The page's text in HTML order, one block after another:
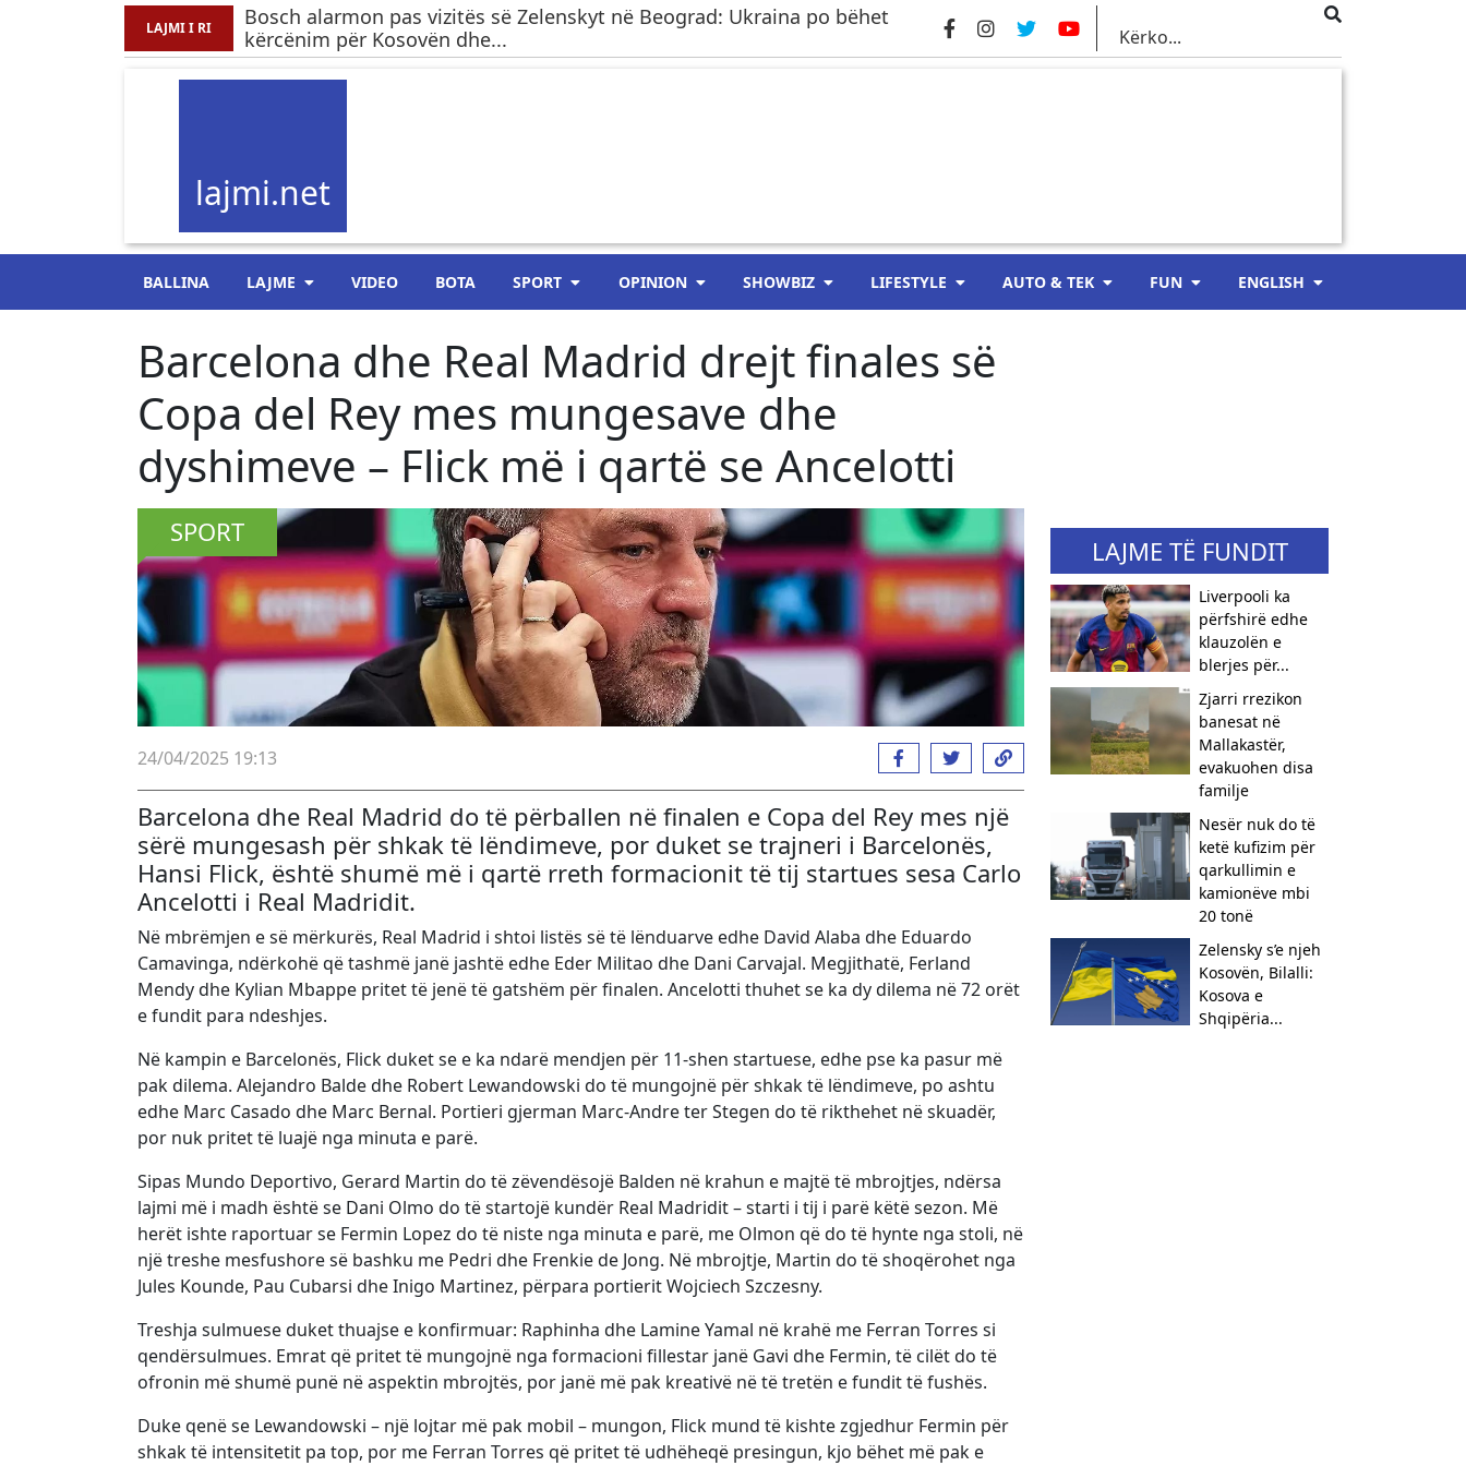
LAJMI I RI
Bosch alarmon pas vizitës së Zelenskyt në Beograd: Ukraina po bëhet
kërcënim për Kosovën dhe...
lajmi.net
BALLINA LAJME VIDEO BOTA SPORT OPINION SHOWBIZ LIFESTYLE AUTO & TEK FUN ENGLISH
Barcelona dhe Real Madrid drejt finales së
Copa del Rey mes mungesave dhe
dyshimeve – Flick më i qartë se Ancelotti
SPORT
24/04/2025 19:13
Barcelona dhe Real Madrid do të përballen në finalen e Copa del Rey mes një
sërë mungesash për shkak të lëndimeve, por duket se trajneri i Barcelonës,
Hansi Flick, është shumë më i qartë rreth formacionit të tij startues sesa Carlo
Ancelotti i Real Madridit.
Në mbrëmjen e së mërkurës, Real Madrid i shtoi listës së të lënduarve edhe David Alaba dhe Eduardo
Camavinga, ndërkohë që tashmë janë jashtë edhe Eder Militao dhe Dani Carvajal. Megjithatë, Ferland
Mendy dhe Kylian Mbappe pritet të jenë të gatshëm për finalen. Ancelotti thuhet se ka dy dilema në 72 orët
e fundit para ndeshjes.
Në kampin e Barcelonës, Flick duket se e ka ndarë mendjen për 11-shen startuese, edhe pse ka pasur më
pak dilema. Alejandro Balde dhe Robert Lewandowski do të mungojnë për shkak të lëndimeve, po ashtu
edhe Marc Casado dhe Marc Bernal. Portieri gjerman Marc-Andre ter Stegen do të rikthehet në skuadër,
por nuk pritet të luajë nga minuta e parë.
Sipas Mundo Deportivo, Gerard Martin do të zëvendësojë Balden në krahun e majtë të mbrojtjes, ndërsa
lajmi më i madh është se Dani Olmo do të startojë kundër Real Madridit – starti i tij i parë këtë sezon. Më
herët ishte raportuar se Fermin Lopez do të niste nga minuta e parë, me Olmon që do të hynte nga stoli, në
një treshe mesfushore së bashku me Pedri dhe Frenkie de Jong. Në mbrojtje, Martin do të shoqërohet nga
Jules Kounde, Pau Cubarsi dhe Inigo Martinez, përpara portierit Wojciech Szczesny.
Treshja sulmuese duket thuajse e konfirmuar: Raphinha dhe Lamine Yamal në krahë me Ferran Torres si
qendërsulmues. Emrat që pritet të mungojnë nga formacioni fillestar janë Gavi dhe Fermin, të cilët do të
ofronin më shumë punë në aspektin mbrojtës, por janë më pak kreativë në të tretën e fundit të fushës.
Duke qenë se Lewandowski – një lojtar më pak mobil – mungon, Flick mund të kishte zgjedhur Fermin për
shkak të intensitetit pa top, por me Ferran Torres që pritet të udhëheqë presingun, kjo bëhet më pak e
LAJME TË FUNDIT
Liverpooli ka
përfshirë edhe
klauzolën e
blerjes për...
Zjarri rrezikon
banesat në
Mallakastër,
evakuohen disa
familje
Nesër nuk do të
ketë kufizim për
qarkullimin e
kamionëve mbi
20 tonë
Zelensky s’e njeh
Kosovën, Bilalli:
Kosova e
Shqipëria...